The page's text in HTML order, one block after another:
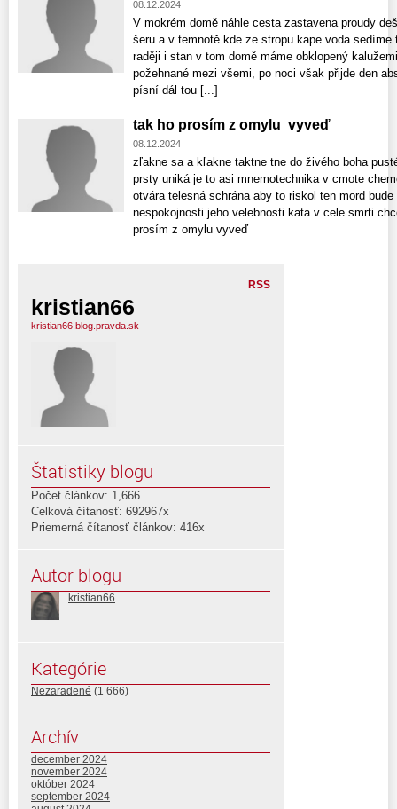
08.12.2024
V mokrém domě náhle cesta zastavena proudy
šeru a v temnotě kde ze stropu kape voda
raději i stan v tom domě máme obklopený
požehnané mezi všemi, po noci však přijde den
písní dál tou [...]
tak ho prosím z omylu vyveď
08.12.2024
zľakne sa a kľakne taktne tne do živého boha
prsty uniká je to asi mnemotechnika v cmote
otvára telesná schrána aby to riskol ten mord
nespokojnosti jeho velebnosti kata v cele smrti
prosím z omylu vyveď
RSS
kristian66
kristian66.blog.pravda.sk
Štatistiky blogu
Počet článkov: 1,666
Celková čítanosť: 692967x
Priemerná čítanosť článkov: 416x
Autor blogu
kristian66
Kategórie
Nezaradené (1 666)
Archív
december 2024
november 2024
október 2024
september 2024